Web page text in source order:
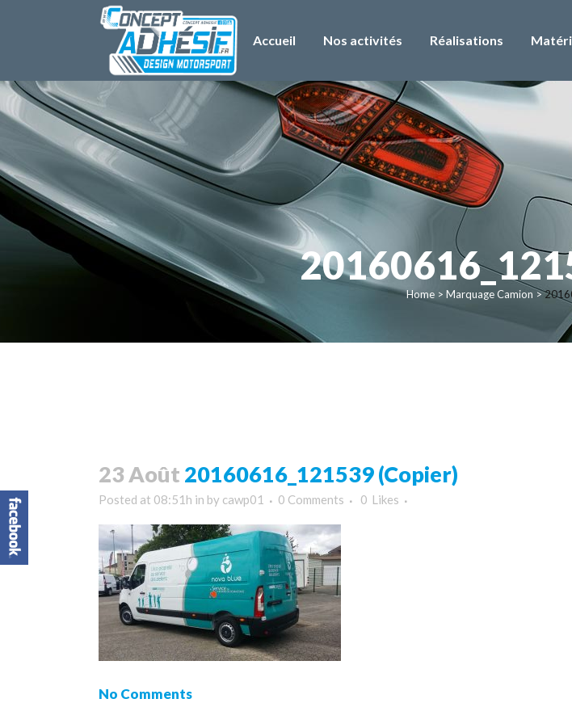
Accueil Nos activités Réalisations
Home> Marquage Camion >
23 Août 20160616_121539 (Copier)
Posted at 08:51h in by cawp01 0 Comments 0 Likes
No Comments